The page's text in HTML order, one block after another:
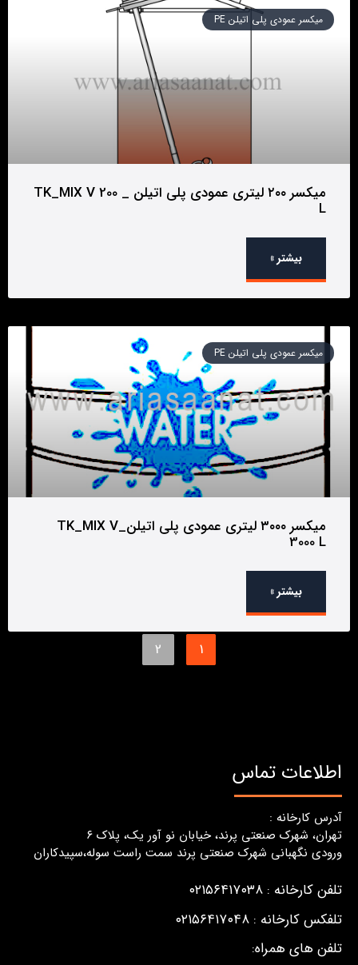
میکسر عمودی پلی اتیلن PE
میکسر ۲۰۰ لیتری عمودی پلی اتیلن _ TK_MIX V 200
L
بیشتر »
میکسر عمودی پلی اتیلن PE
میکسر ۳۰۰۰ لیتری عمودی پلی اتیلن_TK_MIX V
3000 L
بیشتر »
1
2
اطلاعات تماس
آدرس کارخانه :
تهران، شهرک صنعتی پرند، خیابان نو آور یک، پلاک ٦
ورودی نگهبانی شهرک صنعتی پرند سمت راست سوله،سپیدکاران
تلفن کارخانه : ۰۲۱۵۶۴۱۷۰۳۸
تلفکس کارخانه : ۰۲۱۵۶۴۱۷۰۴۸
تلفن های همراه: